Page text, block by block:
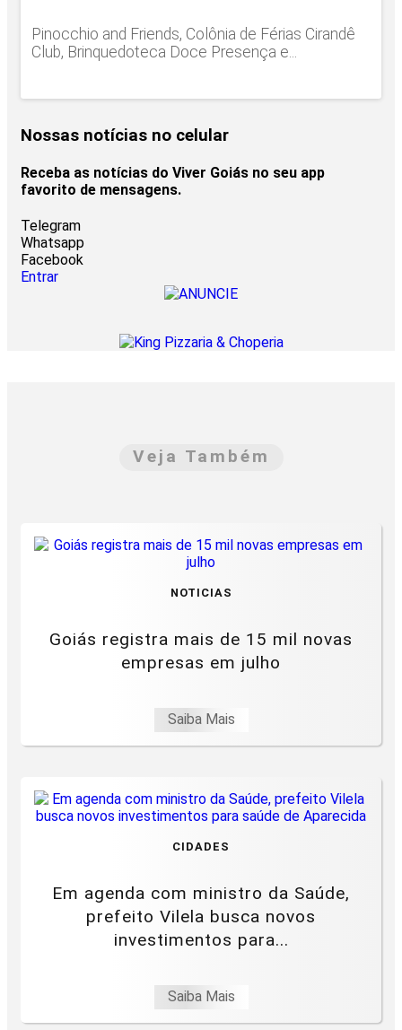
Pinocchio and Friends, Colônia de Férias Cirandê
Club, Brinquedoteca Doce Presença e...
Nossas notícias no celular
Receba as notícias do Viver Goiás no seu app
favorito de mensagens.
Telegram
Whatsapp
Facebook
Entrar
Veja Também
NOTICIAS
Goiás registra mais de 15 mil novas
empresas em julho
Saiba Mais
CIDADES
Em agenda com ministro da Saúde,
prefeito Vilela busca novos
investimentos para...
Saiba Mais